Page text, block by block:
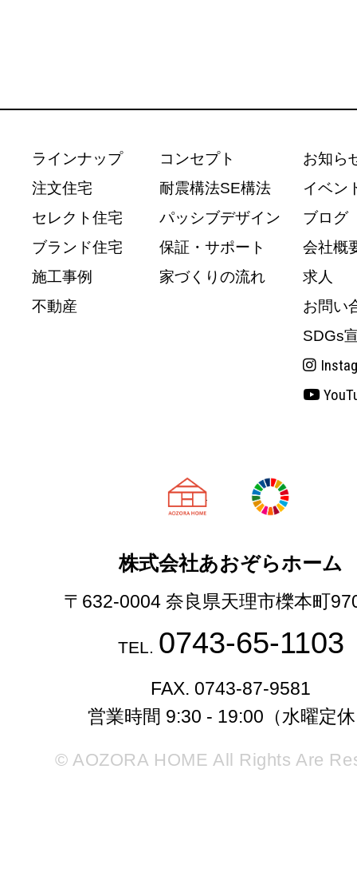
ラインナップ
注文住宅
セレクト住宅
ブランド住宅
施工事例
不動産
コンセプト
耐震構法SE構法
パッシブデザイン
保証・サポート
家づくりの流れ
お知ら
イベン
ブログ
会社概
求人
お問い
SDGs
天理市の注文
株式会社あおぞらホーム
〒632-0004 奈良県天理市櫟本町
TEL. 0743-65-1103
FAX. 0743-87-9581
営業時間 9:30 - 19:00（水曜定
© AOZORA HOME All Rights Are